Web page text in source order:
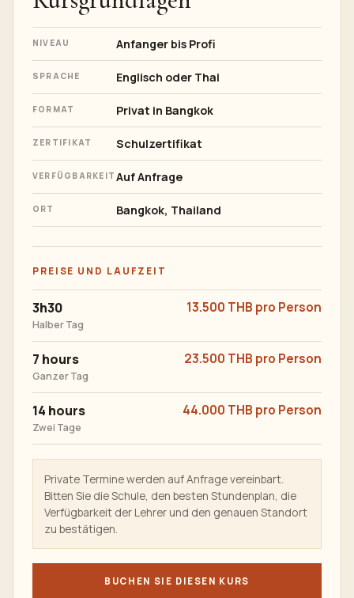
NIVEAU Anfanger bis Profi
SPRACHE Englisch oder Thai
FORMAT Privat in Bangkok
ZERTIFIKAT Schulzertifikat
VERFÜGBARKEIT Auf Anfrage
ORT Bangkok, Thailand
PREISE UND LAUFZEIT
3h30
Halber Tag
13.500 THB pro Person
7 hours
Ganzer Tag
23.500 THB pro Person
14 hours
Zwei Tage
44.000 THB pro Person
Private Termine werden auf Anfrage vereinbart.
Bitten Sie die Schule, den besten Stundenplan, die
Verfügbarkeit der Lehrer und den genauen Standort
zu bestätigen.
BUCHEN SIE DIESEN KURS